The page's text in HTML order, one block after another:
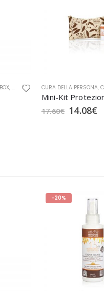
SOLARI
, IGIENE E CURA CORPO,OFFICINA
CURA DELLA PERSONA,
Mini-Kit
17.60€ 14.08€
-20%